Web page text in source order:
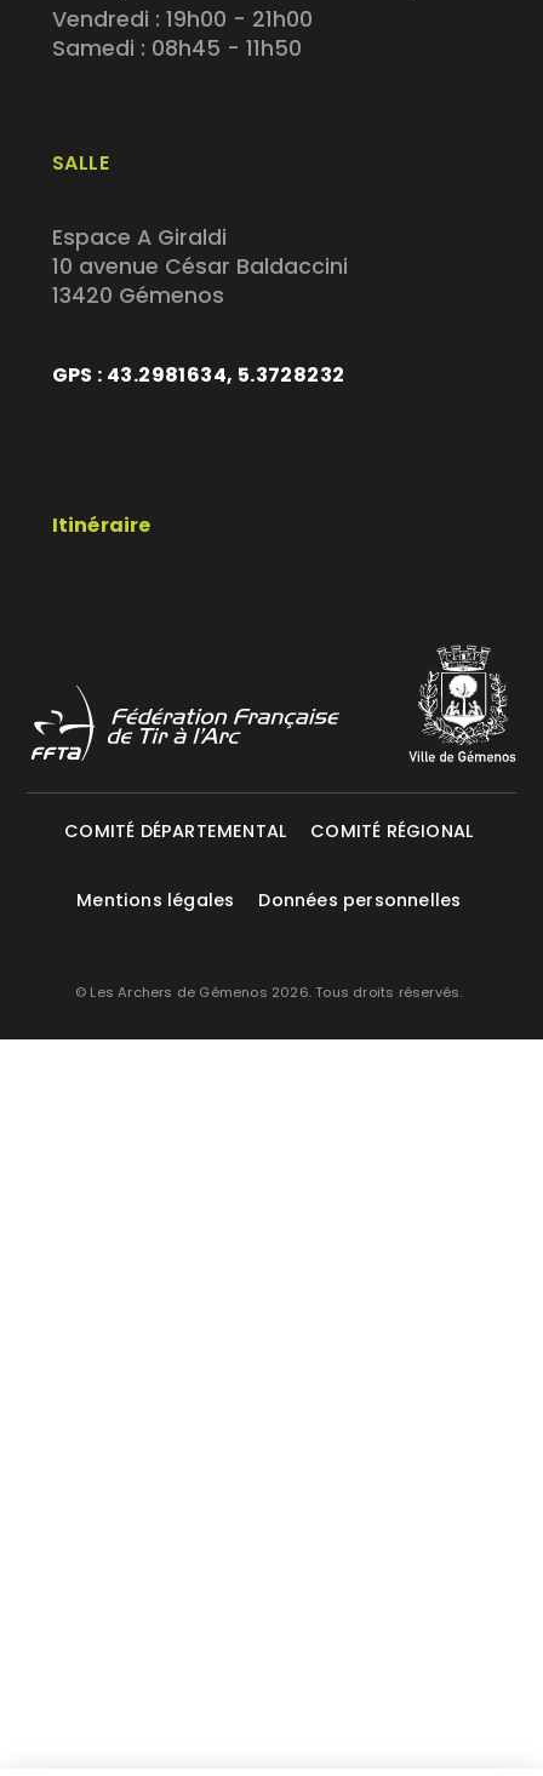
SALLE
Espace A Giraldi
10 avenue César Baldaccini
13420 Gémenos
GPS : 43.2981634, 5.3728232
Itinéraire
Vendredi : 19h00 - 21h00
Samedi : 08h45 - 11h50
COMITÉ DÉPARTEMENTAL COMITÉ RÉGIONAL
Mentions légales Données personnelles
© Les Archers de Gémenos 2026. Tous droits réservés.